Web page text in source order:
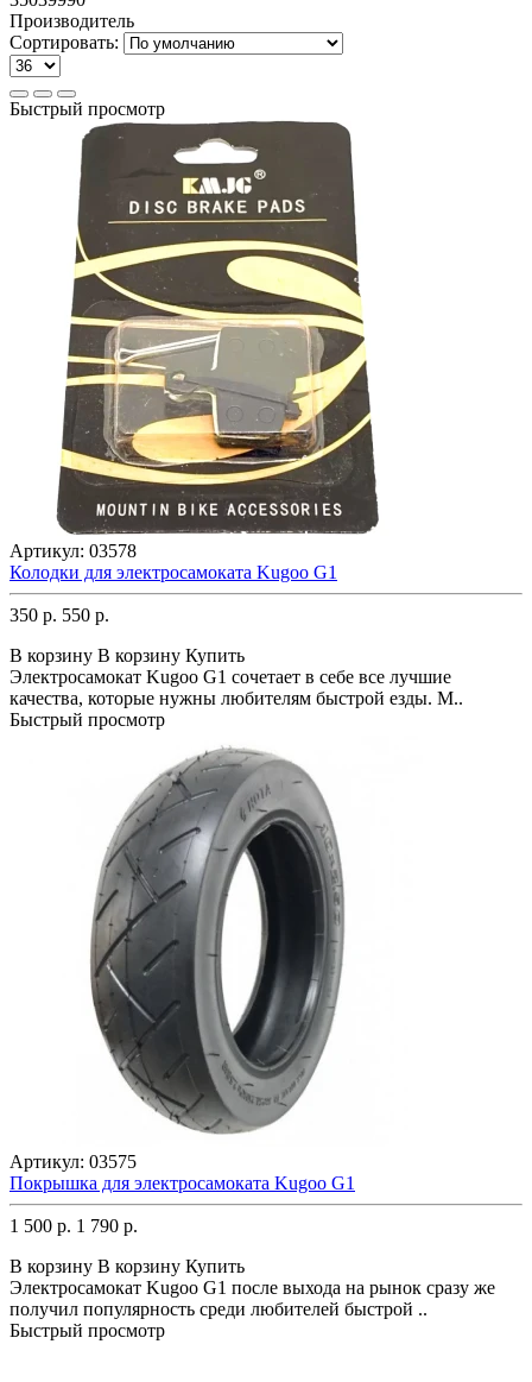
Производитель
Сортировать:
Быстрый просмотр
Артикул: 03578
Колодки для электросамоката Kugoo G1
350 р. 550 р.
В корзину В корзину Купить
Электросамокат Kugoo G1 сочетает в себе все лучшие
качества, которые нужны любителям быстрой езды. М..
Быстрый просмотр
Артикул: 03575
Покрышка для электросамоката Kugoo G1
1 500 р. 1 790 р.
В корзину В корзину Купить
Электросамокат Kugoo G1 после выхода на рынок сразу же
получил популярность среди любителей быстрой ..
Быстрый просмотр